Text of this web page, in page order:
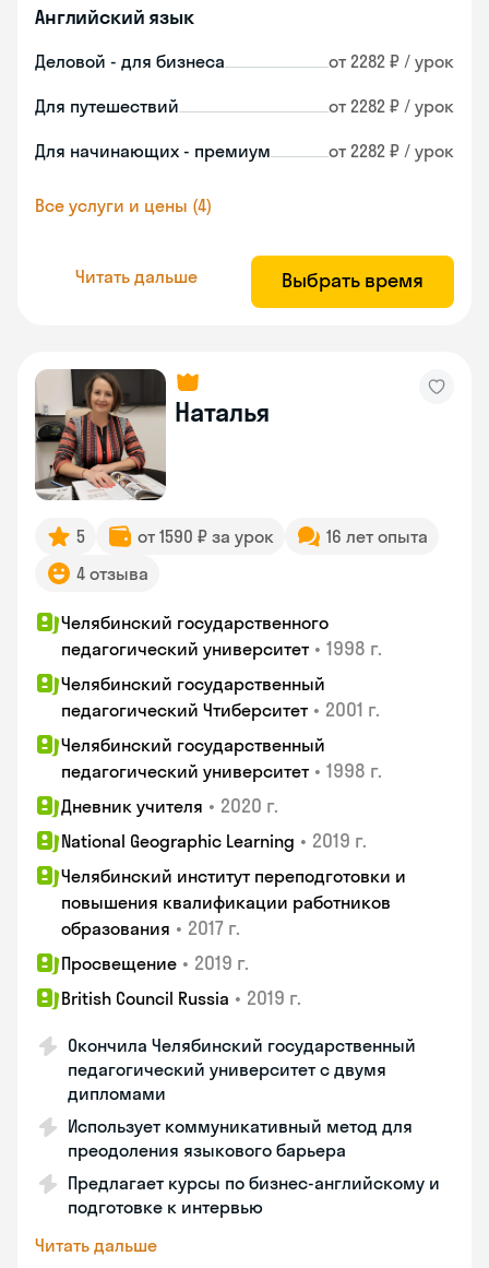
Английский язык
Деловой - для бизнеса от 2282 ₽ / урок
Для путешествий от 2282 ₽ / урок
Для начинающих - премиум от 2282 ₽ / урок
Все услуги и цены (4)
Читать дальше Выбрать время
Наталья
5 от 1590 ₽ за урок
16 лет опыта
4 отзыва
Челябинский государственного
педагогический университет • 1998 г.
Челябинский государственный
педагогический Чтиберситет • 2001 г.
Челябинский государственный
педагогический университет • 1998 г.
Дневник учителя • 2020 г.
National Geographic Learning • 2019 г.
Челябинский институт переподготовки и
повышения квалификации работников
образования • 2017 г.
Просвещение • 2019 г.
British Council Russia • 2019 г.
Окончила Челябинский государственный
педагогический университет с двумя
дипломами
Использует коммуникативный метод для
преодоления языкового барьера
Предлагает курсы по бизнес-английскому и
подготовке к интервью
Читать дальше